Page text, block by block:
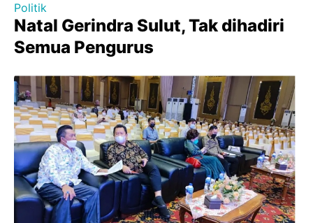
Politik
Natal Gerindra Sulut, Tak dihadiri
Semua Pengurus